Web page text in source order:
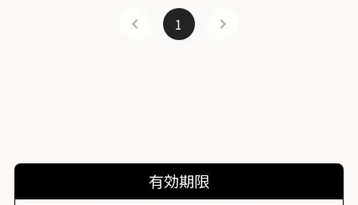
1
有効期限